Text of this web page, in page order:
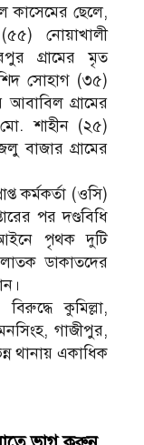
কাসেমের ছেলে,
নোয়াখালী
গ্রামের মৃত
সোহাগ (৩৫)
গ্রামের
শাহীন (২৫)
বাজার গ্রামের
কর্মকর্তা (ওসি)
পর দণ্ডবিধি
পৃথক দুটি
ডাকাতদের
কুমিল্লা,
গাজীপুর,
থানায় একাধিক